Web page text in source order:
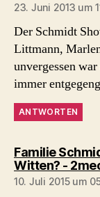
23. Juni 2013 um
Der Schmidt
Littmann,
unvergessen
immer
ANTWORTEN
Familie
Witten? -
10. Juli 2015 um